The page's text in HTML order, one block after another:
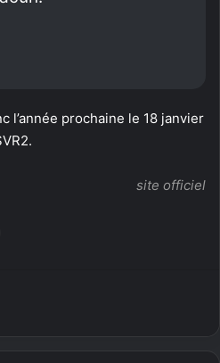
l’année prochaine le 18 janvier
site officiel